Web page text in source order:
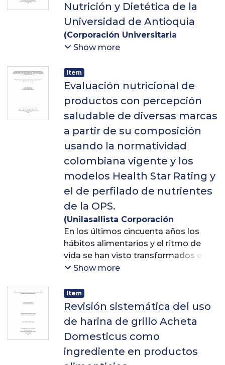
Nutrición y Dietética de la
Universidad de Antioquia
(Corporación Universitaria
Lasallista,2018
Sandra Milena
Paola Andrea ;Arboleda Montoya,
Luz Marina
Show more
Item
Evaluación nutricional de
productos con percepción
saludable de diversas marcas
a partir de su composición
usando la normatividad
colombiana vigente y los
modelos Health Star Rating y
el de perfilado de nutrientes
de la OPS.
(Unilasallista Corporación
Universitaria, 2022)Vélez Arias,
Luisa;Grisales Cano, Susana;
Palacio Guarnizo, Ana María
En los últimos cincuenta años los
hábitos alimentarios y el ritmo de
vida se han visto transformados en
detrimento de la salud, estos
aumento de los pacientes con
enfermedades crónicas no
transmisibles (ECNT), pues, por
ejemplo, los índices de obesidad
vienen en aumento, y si se comparan
cifras de 40 años hacia atrás se
Show more
Item
Revisión sistemática del uso
de harina de grillo Acheta
Domesticus como
ingrediente en productos